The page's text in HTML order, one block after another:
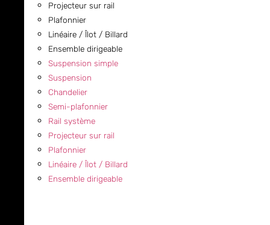
Projecteur sur rail
Plafonnier
Linéaire / Îlot / Billard
Ensemble dirigeable
Suspension simple
Suspension
Chandelier
Semi-plafonnier
Rail système
Projecteur sur rail
Plafonnier
Linéaire / Îlot / Billard
Ensemble dirigeable